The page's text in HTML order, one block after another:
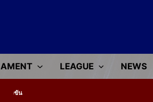
LEAGUE NEWS
แข่งขัน